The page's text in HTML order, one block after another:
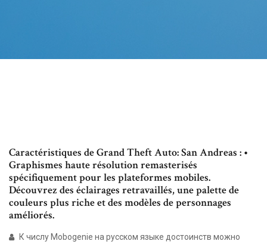
Caractéristiques de Grand Theft Auto: San Andreas : •
Graphismes haute résolution remasterisés
spécifiquement pour les plateformes mobiles.
Découvrez des éclairages retravaillés, une palette de
couleurs plus riche et des modèles de personnages
améliorés.
К числу Mobogenie на русском языке достоинств можно